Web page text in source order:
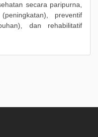
secara paripurna,
preventif
dan rehabilitatif